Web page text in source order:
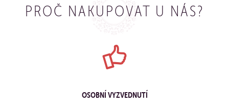
PROČ NAKUPOVAT U NÁS?
OSOBNÍ VYZVEDNUTÍ